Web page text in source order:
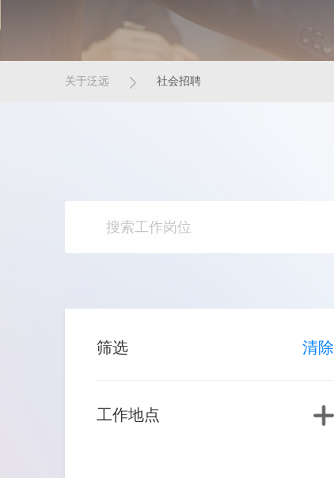
关于泛远 社会招聘
筛选 清除
工作地点